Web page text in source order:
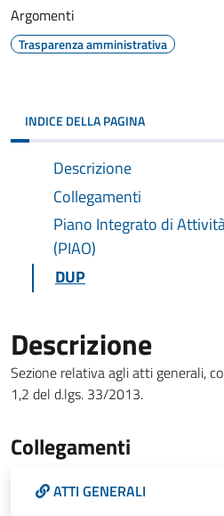
Argomenti
Trasparenza amministrativa
INDICE DELLA PAGINA
Descrizione
Collegamenti
Piano Integrato di
(PIAO)
DUP
Descrizione
Sezione relativa agli atti generali,
1,2 del d.lgs. 33/2013.
Collegamenti
ATTI GENERALI